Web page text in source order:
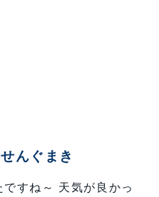
んぐまき
すね～ 天気が良かっ